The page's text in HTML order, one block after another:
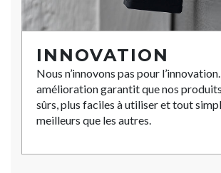
INNOVATION
Nous n’innovons pas pour
amélioration garantit que nos
sûrs, plus faciles à utiliser et tout
meilleurs que les autres.